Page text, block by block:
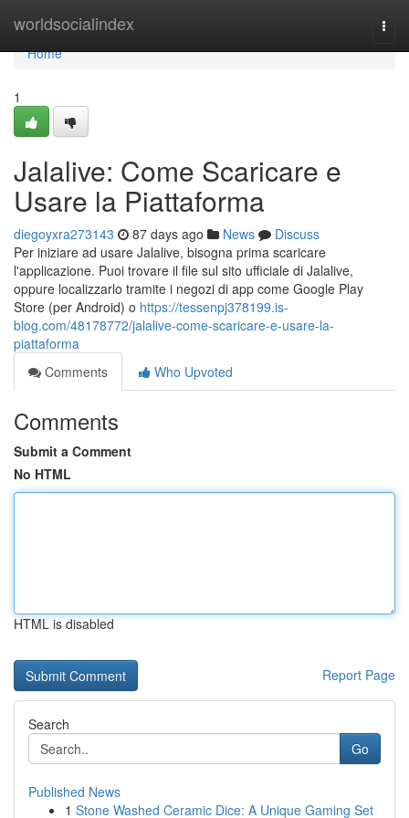
worldsocialindex
Home
Home
1
Jalalive: Come Scaricare e
Usare la Piattaforma
diegoyxra273143 87 days ago News
Discuss
Per iniziare ad usare Jalalive, bisogna prima scaricare
l'applicazione. Puoi trovare il file sul sito ufficiale di Jalalive,
oppure localizzarlo tramite i negozi di app come Google Play
Store (per Android) o https://tessenpj378199.is-
blog.com/48178772/jalalive-come-scaricare-e-usare-la-
piattaforma
Comments
Who Upvoted
Comments
Submit a Comment
No HTML
HTML is disabled
Report Page
Search
Go
Published News
1 Stone Washed Ceramic Dice: A Unique Gaming Set